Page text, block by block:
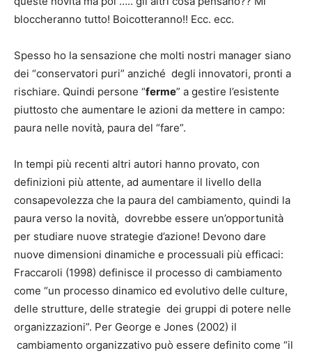
bloccheranno tutto! Boicotteranno!! Ecc. ecc.
Spesso ho la sensazione che molti nostri manager siano
dei “conservatori puri” anziché degli innovatori, pronti a
rischiare. Quindi persone “ferme” a gestire l’esistente
piuttosto che aumentare le azioni da mettere in campo:
paura nelle novità, paura del “fare”.
In tempi più recenti altri autori hanno provato, con
definizioni più attente, ad aumentare il livello della
consapevolezza che la paura del cambiamento, quindi la
paura verso la novità, dovrebbe essere un’opportunità
per studiare nuove strategie d’azione! Devono dare
nuove dimensioni dinamiche e processuali più efficaci:
Fraccaroli (1998) definisce il processo di cambiamento
come “un processo dinamico ed evolutivo delle culture,
delle strutture, delle strategie dei gruppi di potere nelle
organizzazioni”. Per George e Jones (2002) il
cambiamento organizzativo può essere definito come “il